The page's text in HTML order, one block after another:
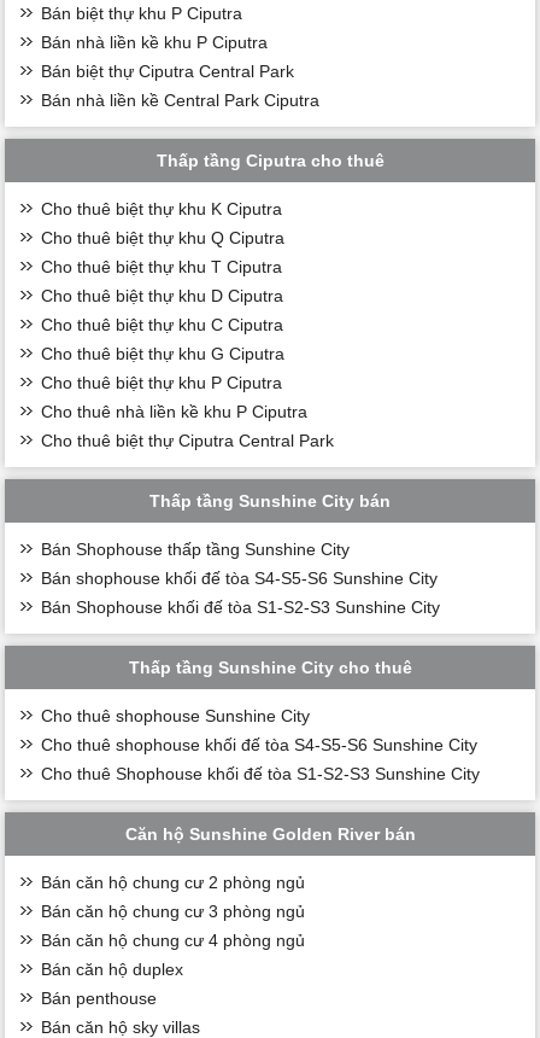
Bán biệt thự khu P Ciputra
Bán nhà liền kề khu P Ciputra
Bán biệt thự Ciputra Central Park
Bán nhà liền kề Central Park Ciputra
Thấp tầng Ciputra cho thuê
Cho thuê biệt thự khu K Ciputra
Cho thuê biệt thự khu Q Ciputra
Cho thuê biệt thự khu T Ciputra
Cho thuê biệt thự khu D Ciputra
Cho thuê biệt thự khu C Ciputra
Cho thuê biệt thự khu G Ciputra
Cho thuê biệt thự khu P Ciputra
Cho thuê nhà liền kề khu P Ciputra
Cho thuê biệt thự Ciputra Central Park
Thấp tầng Sunshine City bán
Bán Shophouse thấp tầng Sunshine City
Bán shophouse khối đế tòa S4-S5-S6 Sunshine City
Bán Shophouse khối đế tòa S1-S2-S3 Sunshine City
Thấp tầng Sunshine City cho thuê
Cho thuê shophouse Sunshine City
Cho thuê shophouse khối đế tòa S4-S5-S6 Sunshine City
Cho thuê Shophouse khối đế tòa S1-S2-S3 Sunshine City
Căn hộ Sunshine Golden River bán
Bán căn hộ chung cư 2 phòng ngủ
Bán căn hộ chung cư 3 phòng ngủ
Bán căn hộ chung cư 4 phòng ngủ
Bán căn hộ duplex
Bán penthouse
Bán căn hộ sky villas